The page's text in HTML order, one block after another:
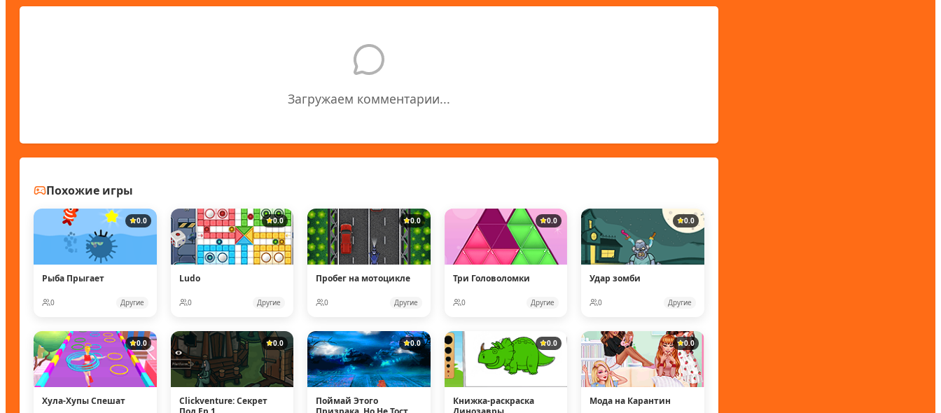
Загружаем комментарии...
Похожие игры
0.0
Рыба Прыгает
0 Другие
0.0
Ludo
0 Другие
0.0
Пробег на мотоцикле
0 Другие
0.0
Три Головоломки
0 Другие
0.0
Удар зомби
0 Другие
0.0
Хула-Хупы Спешат
0.0
Clickventure: Секрет
0.0
Поймай Этого
0.0
Книжка-раскраска
0.0
Мода на Карантин